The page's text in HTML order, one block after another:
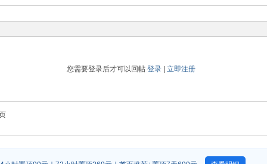
您需要登录后才可以回帖 登录| 立即注册